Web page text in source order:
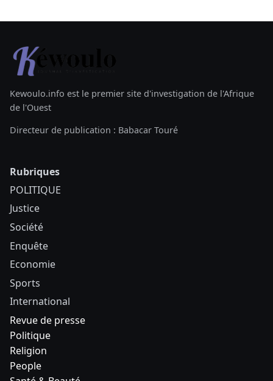
Kewoulo.info est le premier site d'investigation de l'Afrique
de l'Ouest
Directeur de publication : Babacar Touré
Rubriques
POLITIQUE
Justice
Société
Enquête
Economie
Sports
International
Revue de presse
Politique
Religion
People